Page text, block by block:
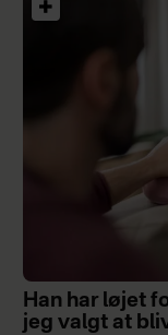
Han har løjet
jeg valgt at